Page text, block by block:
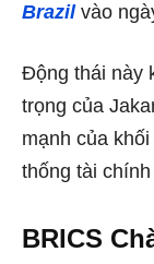
Brazil vào
Động thái này
trọng của
mạnh của
thống tài
BRICS